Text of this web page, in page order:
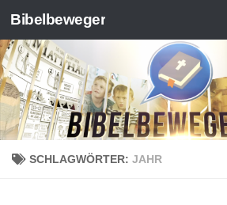
Zum Inhalt springen
Bibelbeweger
SCHLAGWÖRTER: JAHR